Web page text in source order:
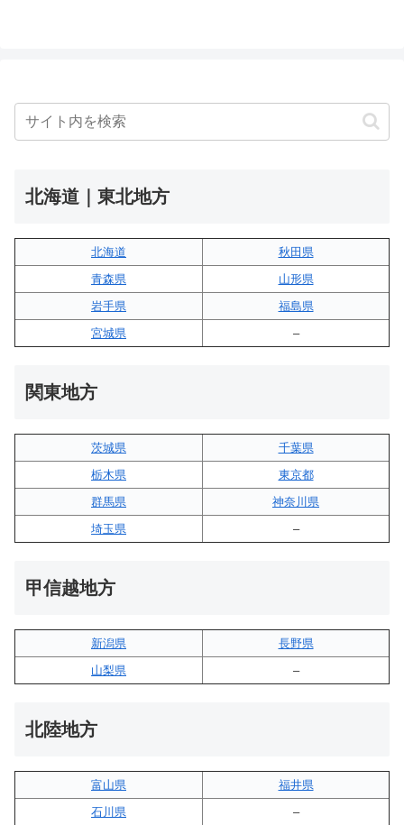
北海道｜東北地方
北海道
秋田県
青森県
山形県
岩手県
福島県
宮城県
–
関東地方
茨城県
千葉県
栃木県
東京都
群馬県
神奈川県
埼玉県
–
甲信越地方
新潟県
長野県
山梨県
–
北陸地方
富山県
福井県
石川県
–